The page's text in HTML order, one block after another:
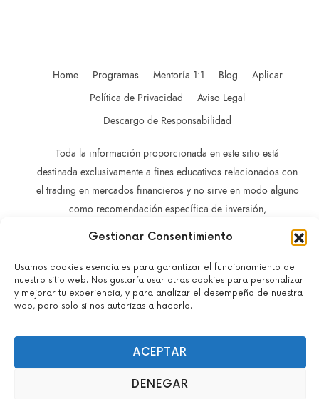
Gestionar Consentimiento
Usamos cookies esenciales para garantizar el funcionamiento de
nuestro sitio web. Nos gustaría usar otras cookies para personalizar
y mejorar tu experiencia, y para analizar el desempeño de nuestra
web, pero solo si nos autorizas a hacerlo.
ACEPTAR
DENEGAR
Home Programas Mentoría 1:1 Blog
Aplicar
Política de Privacidad
Aviso Legal
Descargo de Responsabilidad
Toda la información proporcionada en este sitio está
destinada exclusivamente a fines educativos relacionados con
el trading en mercados financieros y no sirve en modo alguno
como recomendación específica de inversión,
inversión o recomendación general similar en relación con el
trading de instrumentos de inversión.
La información contenida en este sitio no está dirigida a
residentes en ningún país o jurisdicción en los que dicha
locales.
No actuamos como brokers y no aceptamos depósitos.